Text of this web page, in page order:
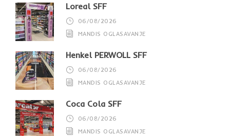
Loreal SFF
06/08/2026
MANDIS OGLASAVANJE
Henkel PERWOLL SFF
06/08/2026
MANDIS OGLASAVANJE
Coca Cola SFF
06/08/2026
MANDIS OGLASAVANJE